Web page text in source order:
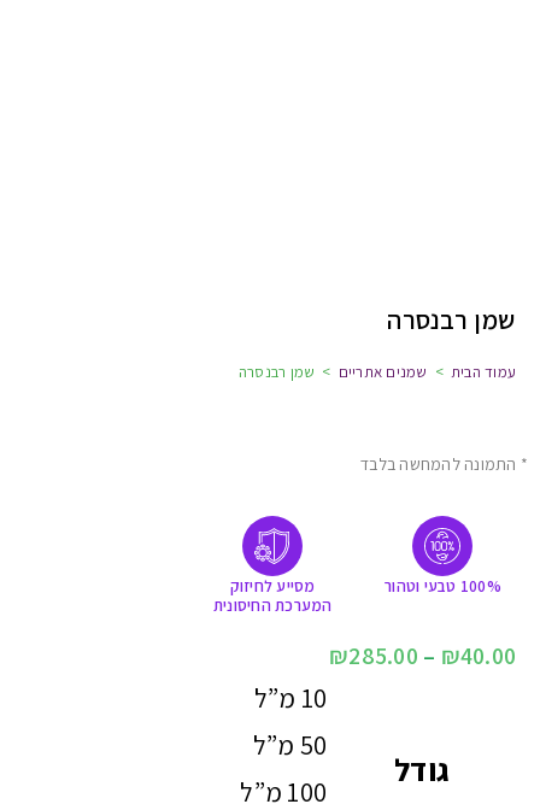
שמן רבנסרה
עמוד הבית > שמנים אתריים > שמן רבנסרה
₪40.00
–
₪285.00
גודל
10 מ”ל
50 מ”ל
100 מ”ל
* התמונה להמחשה בלבד
100% טבעי וטהור
מסייע לחיזוק
המערכת החיסונית